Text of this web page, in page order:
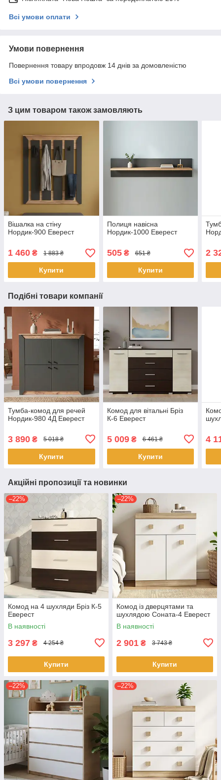
Всі умови оплати
Умови повернення
Повернення товару впродовж 14 днів за домовленістю
Всі умови повернення
З цим товаром також замовляють
Вішалка на стіну
Нордик-900 Еверест
1 460 ₴ 1 883 ₴
Купити
Полиця навісна
Нордик-1000 Еверест
505₴ 651 ₴
Купити
2
Подібні товари компанії
Тумба-комод для речей
Нордик-980 4Д Еверест
3 890 ₴ 5 018 ₴
Купити
Комод для вітальні Бріз
К-6 Еверест
5 009₴ 6 461 ₴
Купити
4
Акційні пропозиції та новинки
–22%
Комод на 4 шухляди Бріз К-5
Еверест
В наявності
3 297 ₴ 4 254 ₴
Купити
–22%
Комод із дверцятами та
шухлядою Соната-4 Еверест
В наявності
2 901 ₴ 3 743 ₴
Купити
–22% –22%